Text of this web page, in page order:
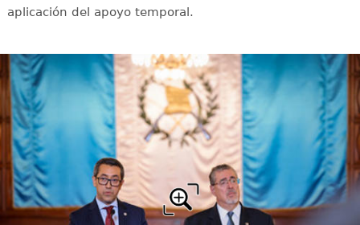
aplicación del apoyo temporal.